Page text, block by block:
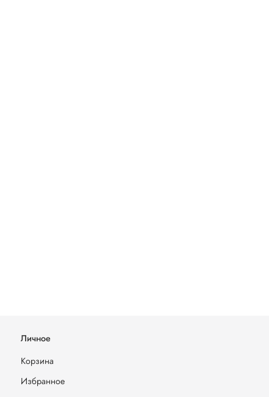
Личное
Корзина
Избранное